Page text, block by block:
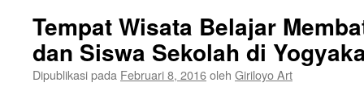
Tempat Wisata Belajar
dan Siswa Sekolah di
Dipublikasi pada Februari 8, 2016oleh Giriloyo Art